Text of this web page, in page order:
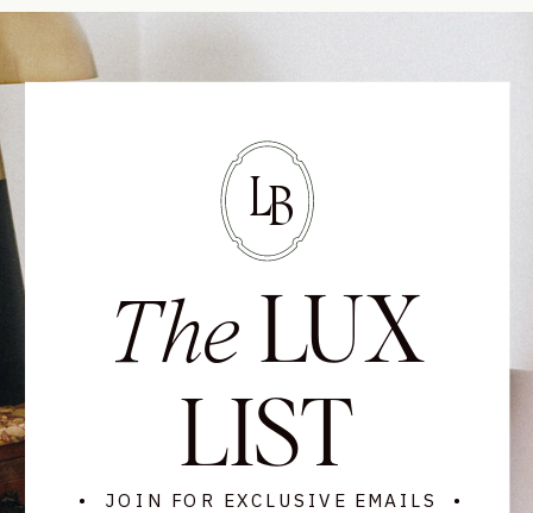
The LUX
LIST
• JOIN FOR EXCLUSIVE EMAILS •
LB